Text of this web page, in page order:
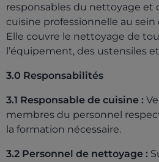
responsables du nettoyage et
cuisine professionnelle au sein
Elle couvre le nettoyage de
l’équipement, des ustensiles
3.0 Responsabilités
3.1 Responsable de cuisine :
membres du personnel
la formation nécessaire.
3.2 Personnel de nettoyage :